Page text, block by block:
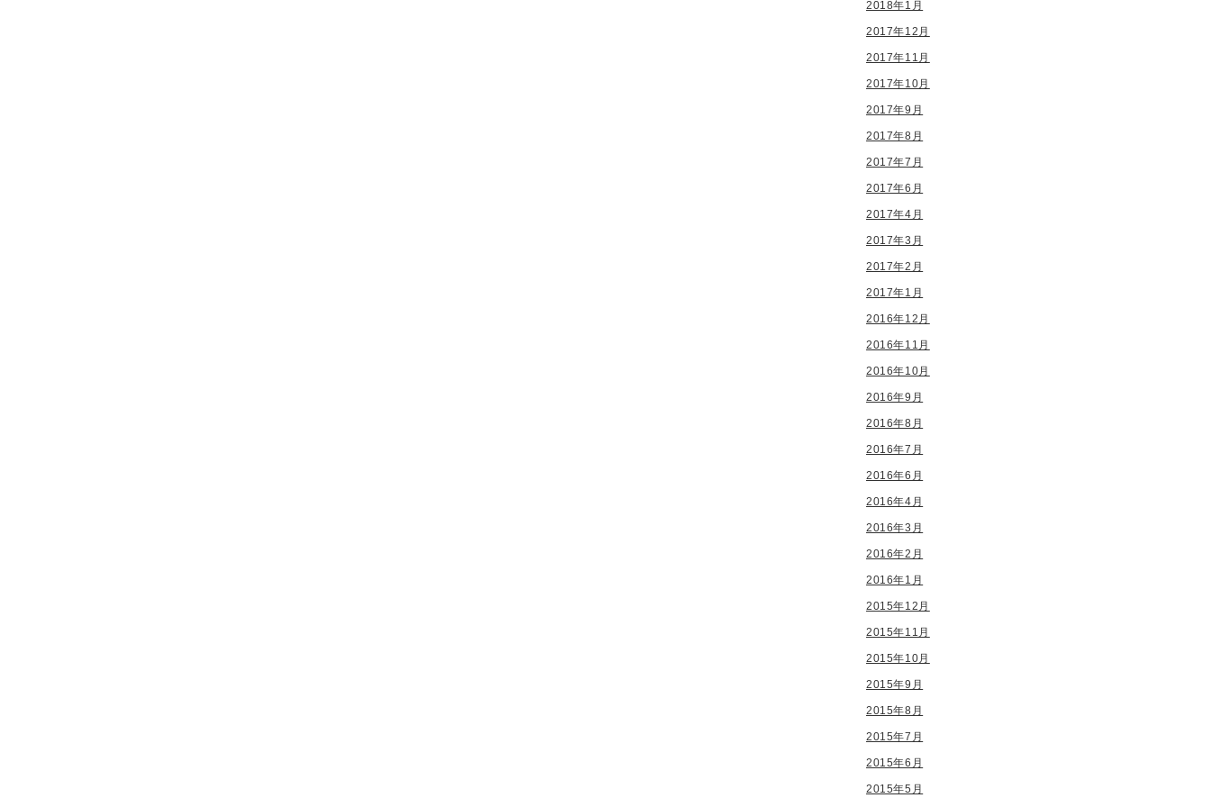
2018年1月
2017年12月
2017年11月
2017年10月
2017年9月
2017年8月
2017年7月
2017年6月
2017年4月
2017年3月
2017年2月
2017年1月
2016年12月
2016年11月
2016年10月
2016年9月
2016年8月
2016年7月
2016年6月
2016年4月
2016年3月
2016年2月
2016年1月
2015年12月
2015年11月
2015年10月
2015年9月
2015年8月
2015年7月
2015年6月
2015年5月